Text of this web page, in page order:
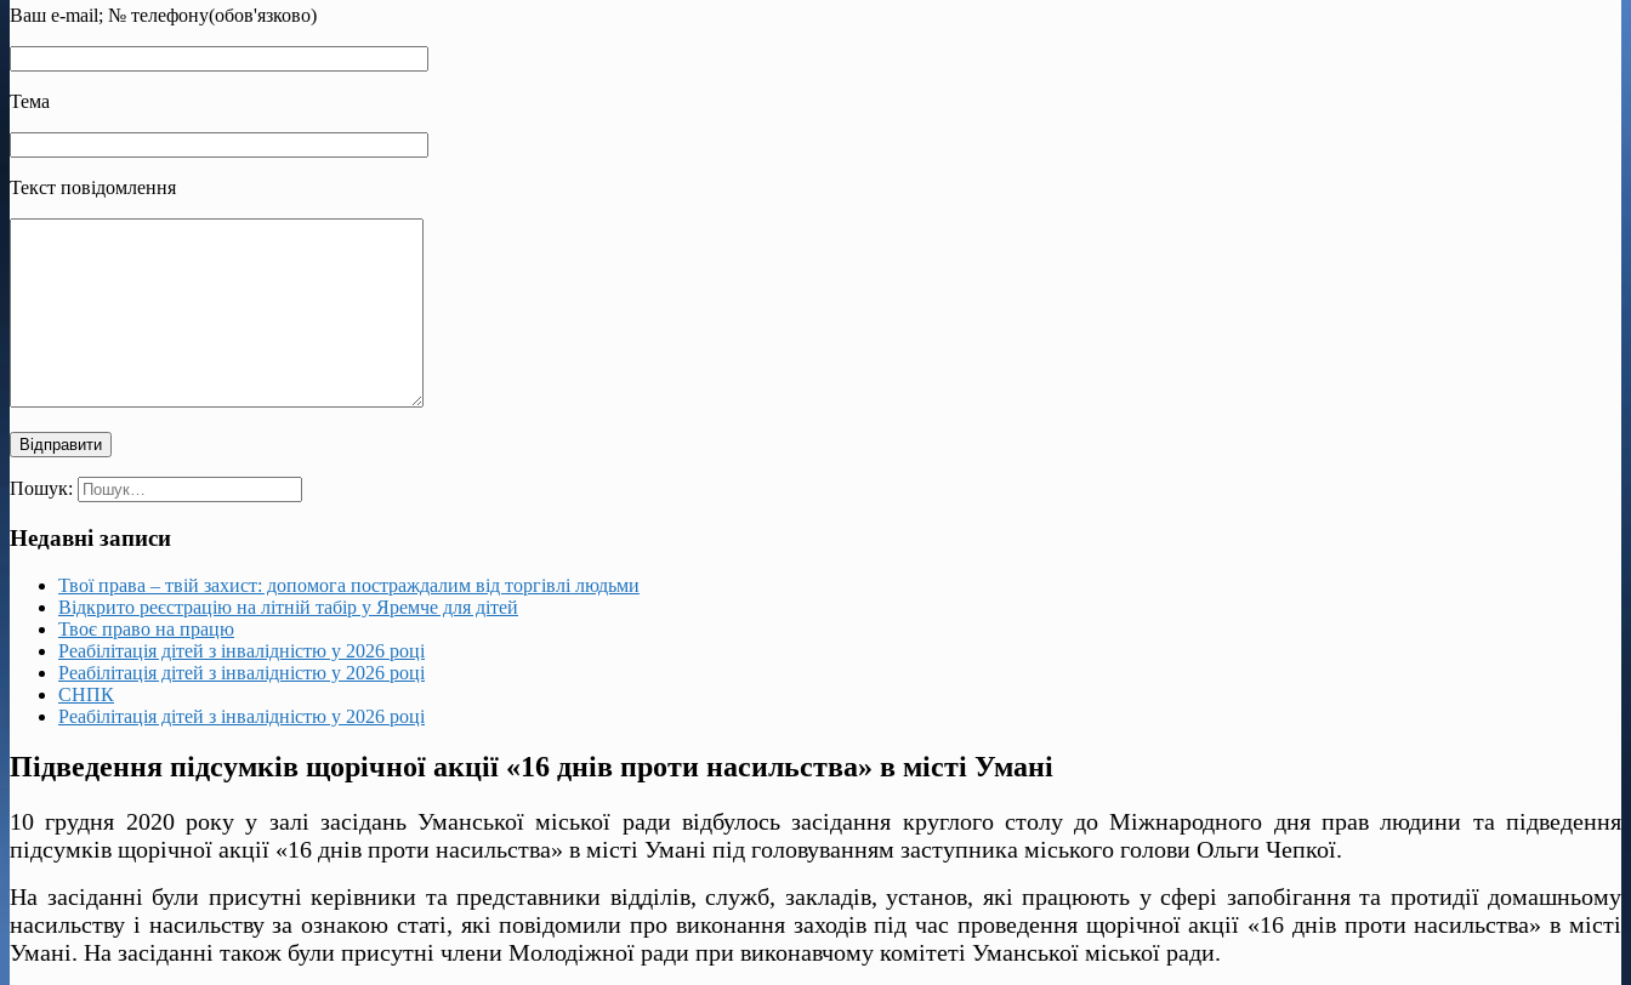
Ваш e-mail; № телефону(обов'язково)
Тема
Текст повідомлення
Пошук:
Недавні записи
Твої права – твій захист: допомога постраждалим від торгівлі людьми
Відкрито реєстрацію на літній табір у Яремче для дітей
Твоє право на працю
Реабілітація дітей з інвалідністю у 2026 році
Реабілітація дітей з інвалідністю у 2026 році
СНПК
Реабілітація дітей з інвалідністю у 2026 році
Підведення підсумків щорічної акції «16 днів проти насильства» в місті Умані
10 грудня 2020 року у залі засідань Уманської міської ради відбулось засідання круглого столу до Міжнародного дня прав людини та підведення
підсумків щорічної акції «16 днів проти насильства» в місті Умані під головуванням заступника міського голови Ольги Чепкої.
На засіданні були присутні керівники та представники відділів, служб, закладів, установ, які працюють у сфері запобігання та протидії домашньому
насильству і насильству за ознакою статі, які повідомили про виконання заходів під час проведення щорічної акції «16 днів проти насильства» в місті
Умані. На засіданні також були присутні члени Молодіжної ради при виконавчому комітеті Уманської міської ради.